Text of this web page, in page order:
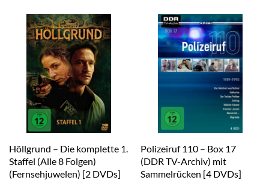
Höllgrund – Die komplette 1.
Staffel (Alle 8 Folgen)
(Fernsehjuwelen) [2 DVDs]
Polizeiruf 110 – Box 17
(DDR TV-Archiv) mit
Sammelrücken [4 DVDs]